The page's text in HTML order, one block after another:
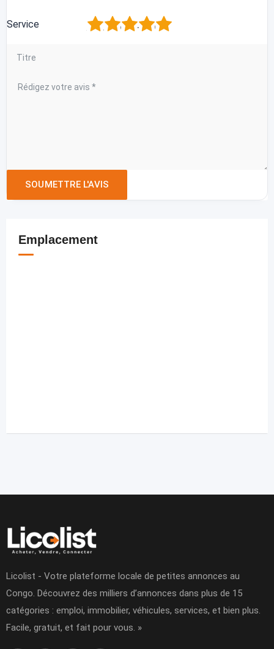
Service 5
4
3
2
Emplacement
Licolist - Votre plateforme locale de petites annonces au
Congo. Découvrez des milliers d’annonces dans plus de 15
catégories : emploi, immobilier, véhicules, services, et bien plus.
Facile, gratuit, et fait pour vous. »